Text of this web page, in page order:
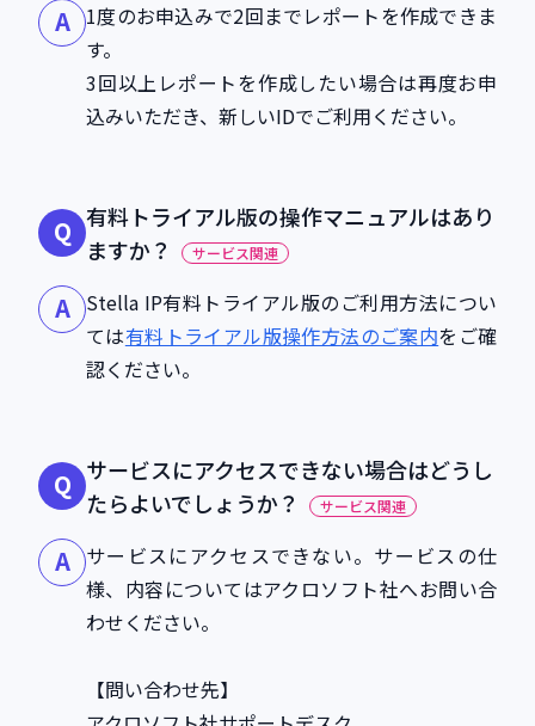
今すぐ利用する
A
1度のお申込みで2回までレポートを作成できま
す。
3回以上レポートを作成したい場合は再度お申
込みいただき、新しいIDでご利用ください。
Q 有料トライアル版の操作マニュアルはあり
ますか？
サービス関連
A
Stella IP有料トライアル版のご利用方法につい
ては有料トライアル版操作方法のご案内をご確
認ください。
Q サービスにアクセスできない場合はどうし
たらよいでしょうか？
サービス関連
A
サービスにアクセスできない。サービスの仕
様、内容についてはアクロソフト社へお問い合
わせください。
【問い合わせ先】